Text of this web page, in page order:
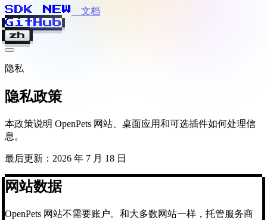
SDK N E W
文档
GitHub
zh
隐私
隐私政策
本政策说明 OpenPets 网站、桌面应用和可选插件如何处理信
息。
最后更新：2026 年 7 月 18 日
网站数据
OpenPets 网站不需要账户。和大多数网站一样，托管服务商